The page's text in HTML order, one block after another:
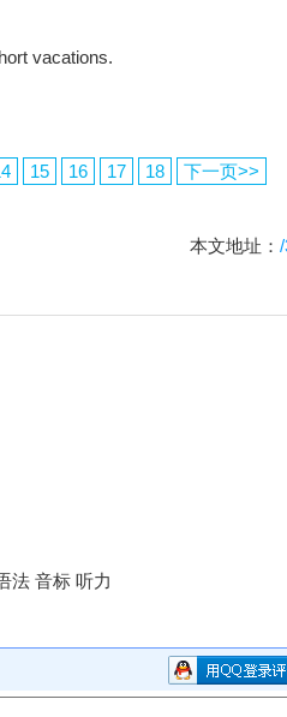
vacations.
15 16 17 18 下一页>>
本文地址：
法 音标 听力